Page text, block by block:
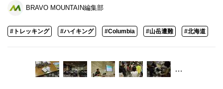
BRAVO MOUNTAIN編集部
#トレッキング #ハイキング #Columbia #山岳遭難 #北海道
…